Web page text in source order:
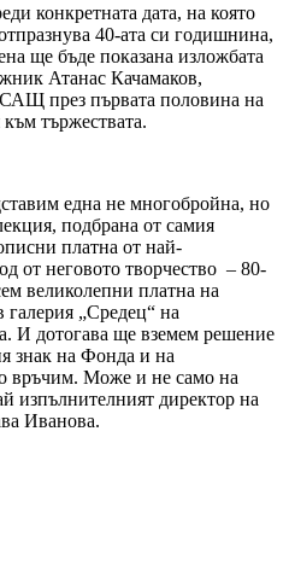
конкретната дата, на която
40-ата си годишнина,
ще бъде показана изложбата
Атанас Качамаков,
през първата половина на
тържествата.
една не многобройна, но
подбрана от самия
платна от най-
от неговото творчество – 80-
великолепни платна на
„Средец“ на
И дотогава ще вземем решение
знак на Фонда и на
връчим. Може и не само на
изпълнителният директор на
Иванова.